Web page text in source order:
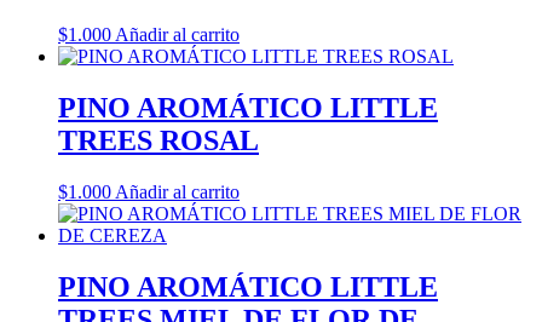
$1.000 Añadir al carrito
PINO AROMÁTICO LITTLE
TREES ROSAL
$1.000 Añadir al carrito
PINO AROMÁTICO LITTLE